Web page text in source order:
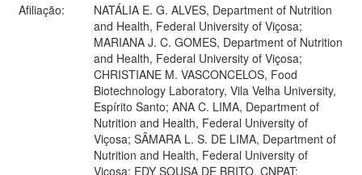
Afiliação:
NATÁLIA E. G. ALVES, Department of Nutrition
and Health, Federal University of Viçosa;
MARIANA J. C. GOMES, Department of Nutrition
and Health, Federal University of Viçosa;
CHRISTIANE M. VASCONCELOS, Food
Biotechnology Laboratory, Vila Velha University,
Espírito Santo; ANA C. LIMA, Department of
Nutrition and Health, Federal University of
Viçosa; SÂMARA L. S. DE LIMA, Department of
Nutrition and Health, Federal University of
Viçosa; EDY SOUSA DE BRITO, CNPAT;